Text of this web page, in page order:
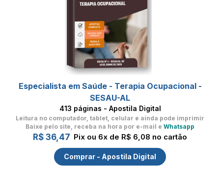
Especialista em Saúde - Terapia Ocupacional -
SESAU-AL
413 páginas - Apostila Digital
Leitura no computador, tablet, celular e ainda pode imprimir
Baixe pelo site, receba na hora por e-mail e Whatsapp
R$ 36,47 Pix ou 6x de R$ 6,08 no cartão
Comprar - Apostila Digital